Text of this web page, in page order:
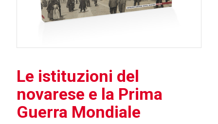
Le istituzioni del
novarese e la Prima
Guerra Mondiale